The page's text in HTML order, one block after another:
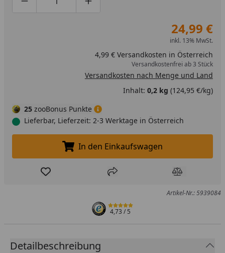
Produktmenge um eins verringern
Produktmenge manuell eingeben
Produktmenge um eins erhöhen
24,99 €
inkl. 13% MwSt.
4,99 € Versandkosten in Österreich
Versandkostenfrei ab 3 Stück
Versandkosten nach Menge und Land
Inhalt: 0,2 kg (124,95 €/kg)
25 zooBonus Punkte
Lieferbar, Lieferzeit: 2-3 Werktage in Österreich
In den Einkaufswagen legen
In den Einkaufswagen
Produkt zur Wunschliste hinzufügen
Teilen Produkt
Artikel-Nr.: 5939084
4,73/ 5
Detailbeschreibung